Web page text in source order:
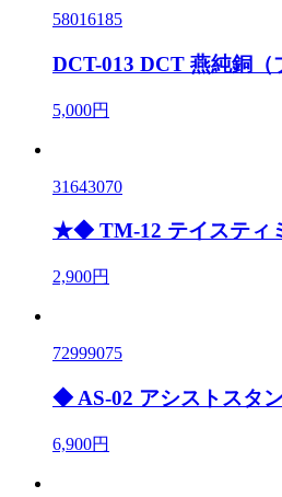
58016185
DCT-013 DCT 燕純銅（
5,000円
31643070
★◆ TM-12 テイスティ
2,900円
72999075
◆ AS-02 アシストスタ
6,900円